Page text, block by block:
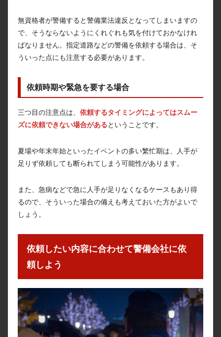
無資格者が警備すると警備業法違反となってしまいますの
で、そうならないようにくれぐれも気を付けておかなけれ
ばなりません。指定道路などの警備を依頼する場合は、そ
ういった点にも注意する必要があります。
依頼時期や緊急を要する場合
三つ目の注意点は、 依頼するタイミングによってはスムー
ズに依頼できない場合があるということです。
夏場や年末年始といったイベントの多い繁忙期は、人手が
足りず依頼しても断られてしまう可能性があります。
また、急病などで急に人手が足りなくなるケースもあり得
るので、そういった場合の備えも考えておいた方がよいで
しょう。
依頼したい内容に合わせて警備会社に依
頼しよう